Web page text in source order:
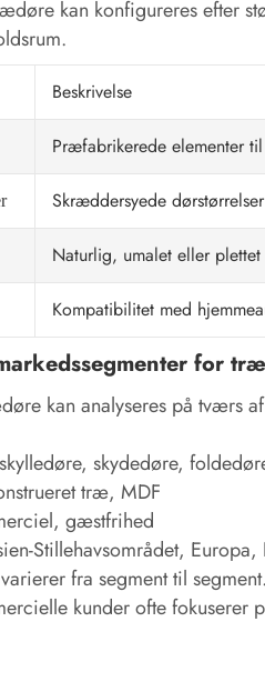
kan konfigureres efter
Beskrivelse
Præfabrikerede elementer
Skræddersyede
Naturlig, umalet eller
Kompatibilitet med
for
kan analyseres på tværs
skydedøre,
træ, MDF
gæstfrihed
Stillehavsområdet,
fra segment til
kunder ofte fokuserer